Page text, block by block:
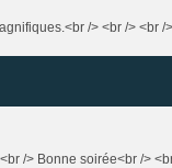
/> <br /> <br /
/> Bonne soirée<br />